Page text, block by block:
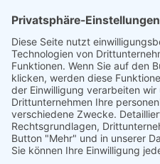
Alles
Liebe
Glaube
Verstehen
Vorgestellt
Im Fokus
Folge uns auf: